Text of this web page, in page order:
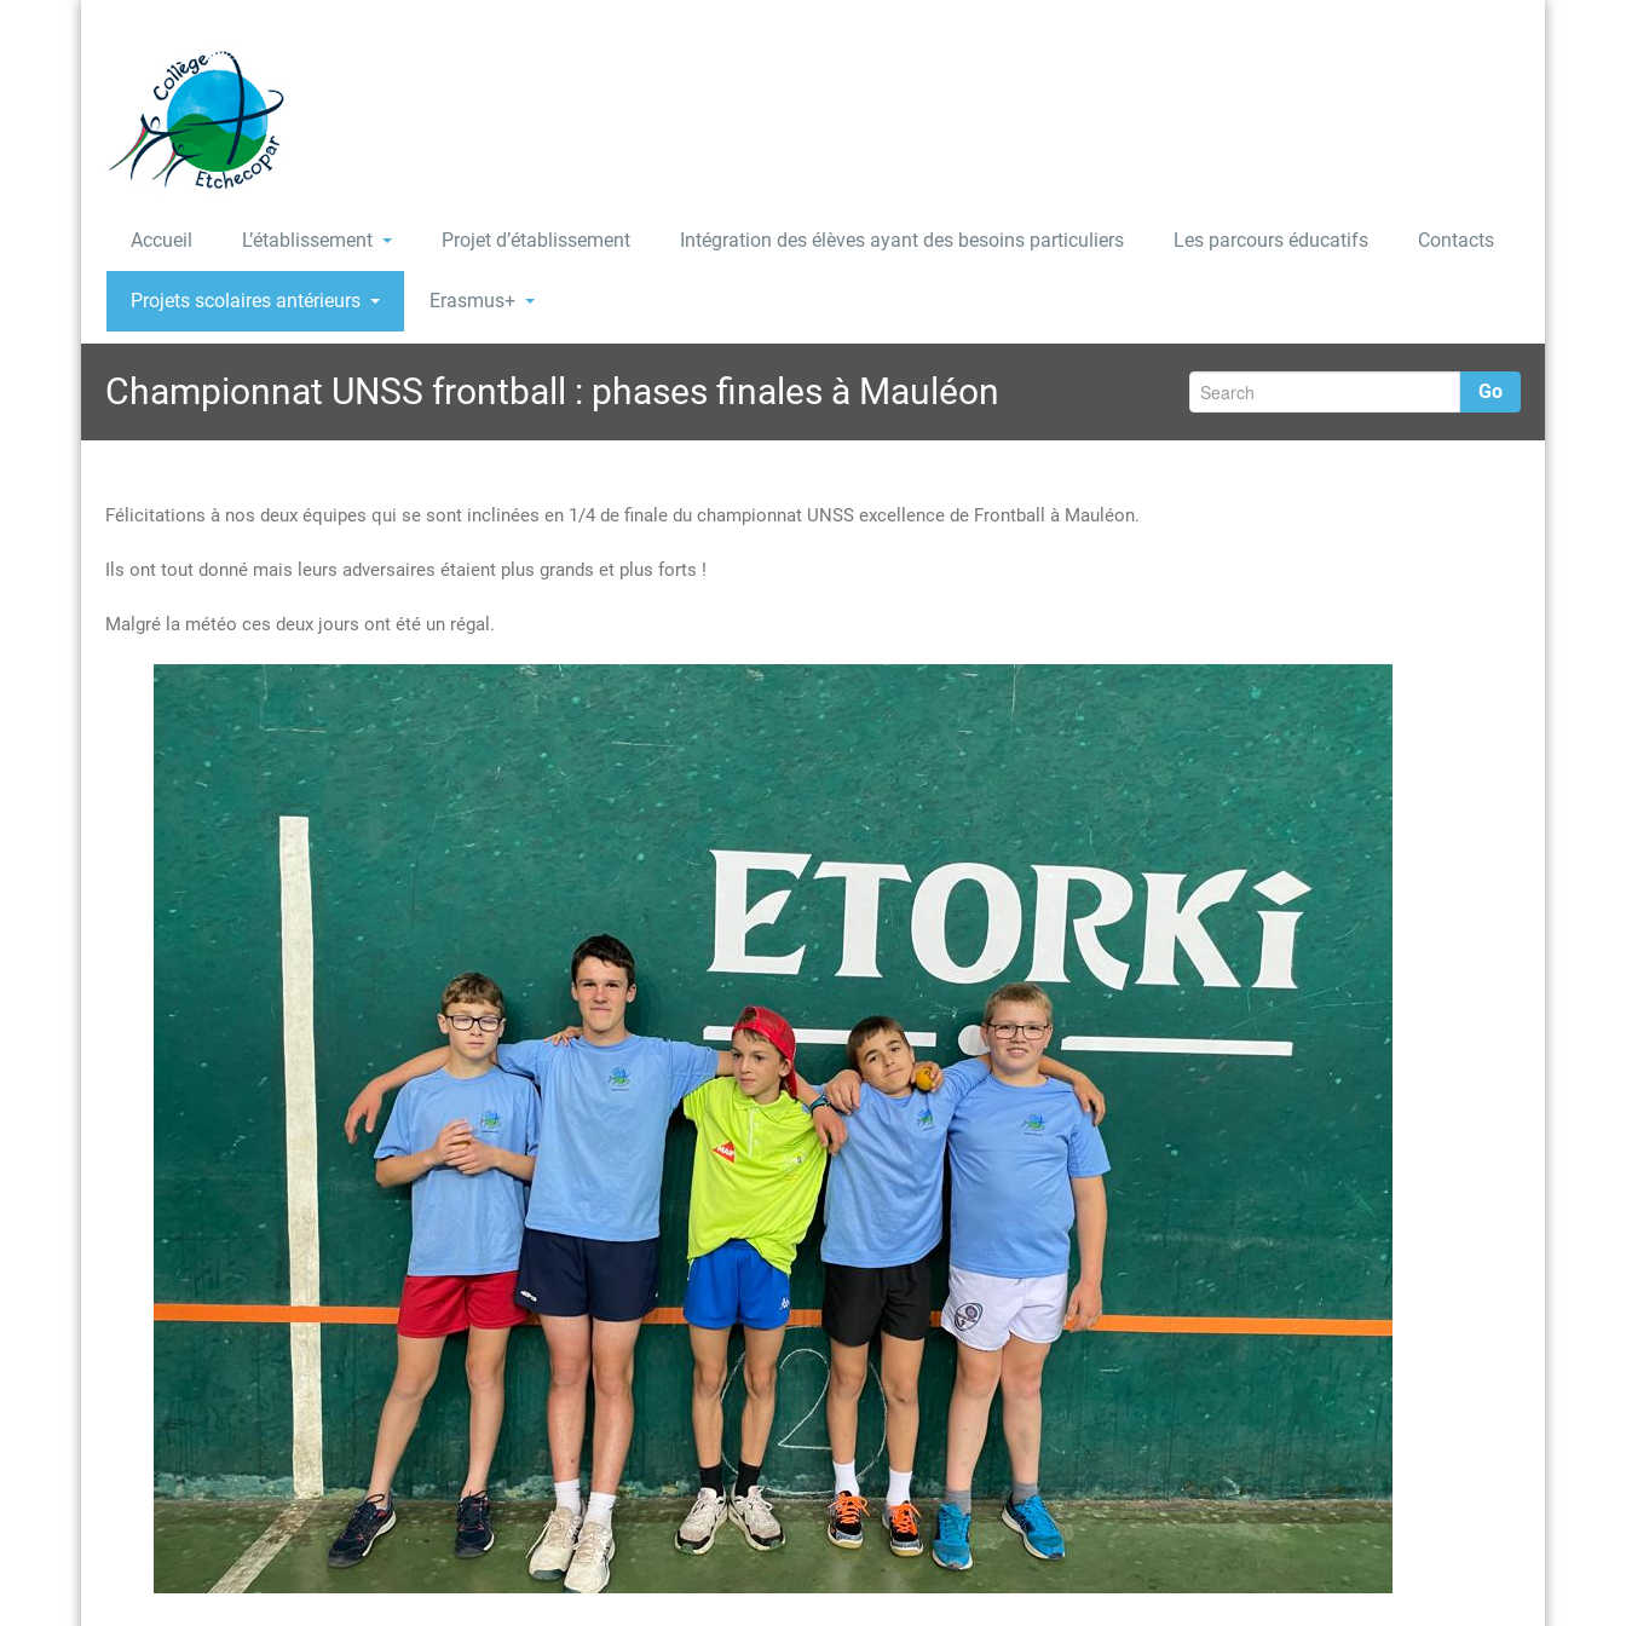
Accueil L’établissement Projet d’établissement Intégration des élèves ayant des besoins particuliers Les parcours éducatifs Contacts
Projets scolaires antérieurs Erasmus+
Championnat UNSS frontball : phases finales à Mauléon Go
Félicitations à nos deux équipes qui se sont inclinées en 1/4 de finale du championnat UNSS excellence de Frontball à Mauléon.
Ils ont tout donné mais leurs adversaires étaient plus grands et plus forts !
Malgré la météo ces deux jours ont été un régal.